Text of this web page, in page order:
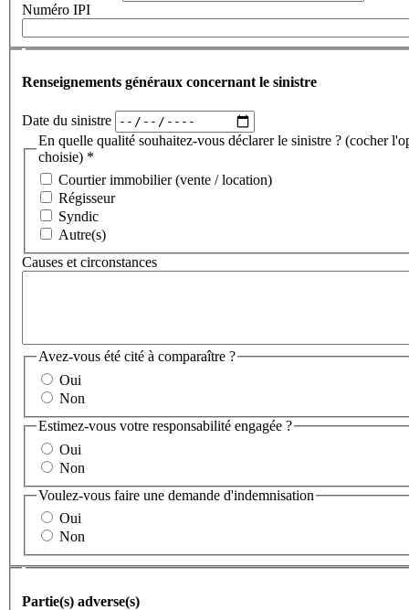
Numéro IPI
Renseignements généraux concernant le sinistre
Date du sinistre
En quelle qualité souhaitez-vous déclarer le sinistre ? (cocher
choisie) *
Courtier immobilier (vente / location)
Régisseur
Syndic
Autre(s)
Causes et circonstances
Avez-vous été cité à comparaître ?
Oui
Non
Estimez-vous votre responsabilité engagée ?
Oui
Non
Voulez-vous faire une demande d'indemnisation
Oui
Non
Partie(s) adverse(s)